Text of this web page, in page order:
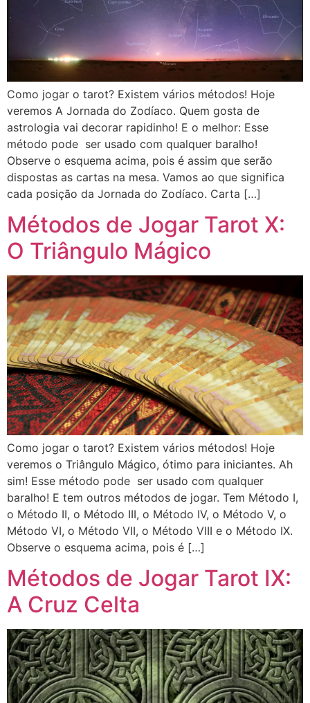
Como jogar o tarot? Existem vários métodos! Hoje
veremos A Jornada do Zodíaco. Quem gosta de
astrologia vai decorar rapidinho! E o melhor: Esse
método pode ser usado com qualquer baralho!
Observe o esquema acima, pois é assim que serão
dispostas as cartas na mesa. Vamos ao que significa
cada posição da Jornada do Zodíaco. Carta […]
Métodos de Jogar Tarot X:
O Triângulo Mágico
Como jogar o tarot? Existem vários métodos! Hoje
veremos o Triângulo Mágico, ótimo para iniciantes. Ah
sim! Esse método pode ser usado com qualquer
baralho! E tem outros métodos de jogar. Tem Método I,
o Método II, o Método III, o Método IV, o Método V, o
Método VI, o Método VII, o Método VIII e o Método IX.
Observe o esquema acima, pois é […]
Métodos de Jogar Tarot IX:
A Cruz Celta